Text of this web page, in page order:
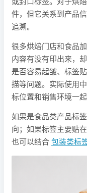
件，但它关系到产品
追溯。
很多烘焙门店和食品
内容有没有印出来，
是否容易起皱、标签
描等问题。实际使用
标位置和销售环境一起
如果是食品类产品标
向；如果标签主要贴
也可以结合包装类标